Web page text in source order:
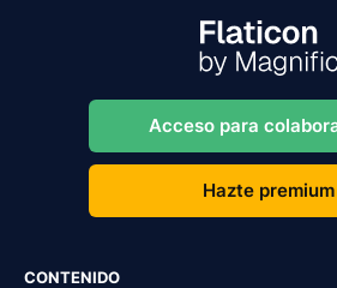
Acceso para
Hazte premium
CONTENIDO